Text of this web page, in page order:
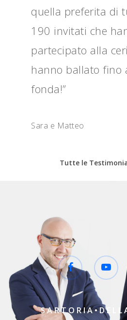
quella preferita di
190 invitati che
partecipato alla
hanno ballato fino
fonda!”
Sara e Matteo
Tutte le